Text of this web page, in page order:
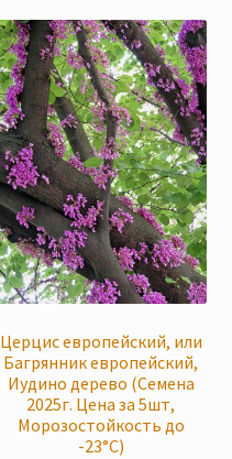
Церцис европейский, или
Багрянник европейский,
Иудино дерево (Семена
2025г. Цена за 5шт,
Морозостойкость до
-23°C)